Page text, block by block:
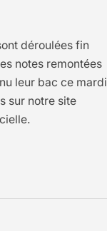
déroulées fin
notes remontées
leur bac ce mardi
sur notre site